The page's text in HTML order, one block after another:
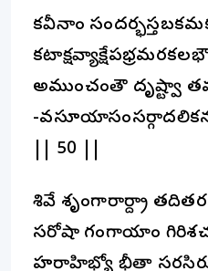
కవీనాం
అముంచంతౌ దృష్ట్వా
-
|| 50 ||
శివే శృంగారార్ద్రా
సరోషా గంగాయాం
హరాహిభ్యో భీతా